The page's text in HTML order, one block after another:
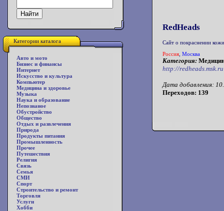
Категории каталога
Авто и мото
Бизнес и финансы
Интернет
Искусство и культура
Компьютер
Медицина и здоровье
Музыка
Наука и образование
Непознаное
Обустройство
Общество
Отдых и развлечения
Природа
Продукты питания
Промышленность
Прочее
Путешествия
Религия
Связь
Семья
СМИ
Спорт
Строительство и ремонт
Торговля
Услуги
Хобби
RedHeads
Сайт о покраснении
Россия Москва
Категория:
http://redheads.msk.ru
Дата добавления:
Переходов: 139